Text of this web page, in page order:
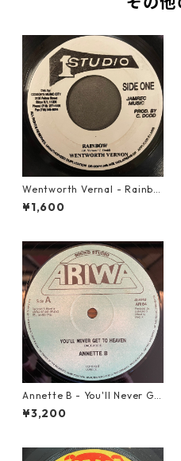
Wentworth Vernal - Rainbo
w【7-21940】
¥1,600
Annette B - You'll Never Ge
t To Heaven【12-50058】
¥3,200